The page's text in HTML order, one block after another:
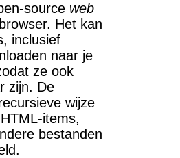
source web
Het kan
inclusief
naar je
ze ook
zijn. De
wijze
items,
bestanden